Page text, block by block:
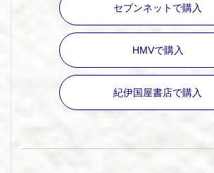
セブンネットで購入
HMVで購入
紀伊国屋書店で購入